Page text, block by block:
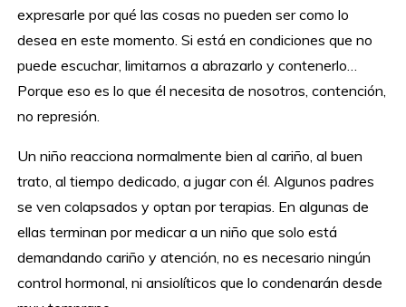
expresarle por qué las cosas no pueden ser como lo
desea en este momento. Si está en condiciones que no
puede escuchar, limitarnos a abrazarlo y contenerlo…
Porque eso es lo que él necesita de nosotros, contención,
no represión.
Un niño reacciona normalmente bien al cariño, al buen
trato, al tiempo dedicado, a jugar con él. Algunos padres
se ven colapsados y optan por terapias. En algunas de
ellas terminan por medicar a un niño que solo está
demandando cariño y atención, no es necesario ningún
control hormonal, ni ansiolíticos que lo condenarán desde